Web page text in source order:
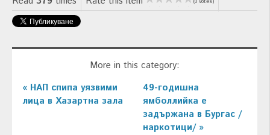
(0 votes)
More in this category:
« НАП спипа уязвими
лица в Хазартна зала
49-годишна
ямболлийка е
задържана в Бургас /
наркотици/ »